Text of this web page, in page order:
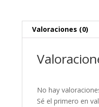
Valoraciones (0)
No hay
Sé el primero en